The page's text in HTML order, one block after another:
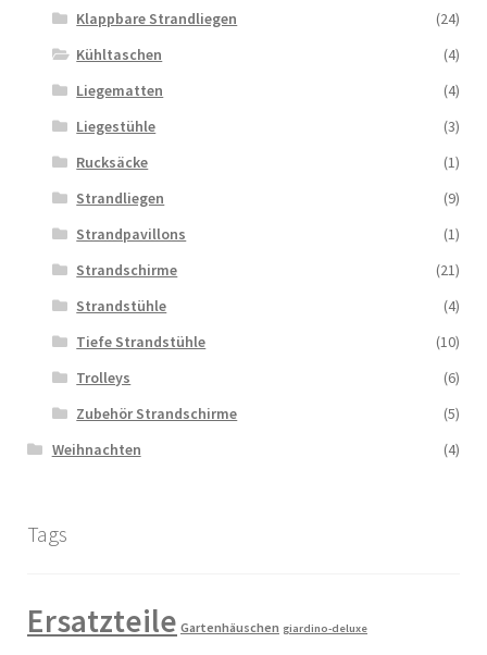
Klappbare Strandliegen
(24)
Kühltaschen
(4)
Liegematten
(4)
Liegestühle
(3)
Rucksäcke
(1)
Strandliegen
(9)
Strandpavillons
(1)
Strandschirme
(21)
Strandstühle
(4)
Tiefe Strandstühle
(10)
Trolleys
(6)
Zubehör Strandschirme
(5)
Weihnachten
(4)
Tags
Ersatzteile Gartenhäuschen giardino-deluxe